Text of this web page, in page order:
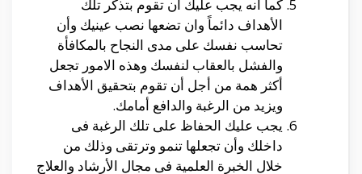
كما أنه يجب عليك أن تقوم بتذكر تلك
الأهداف دائماً وان تضعها نصب عينيك وأن
تحاسب نفسك على مدى النجاح بالمكافأة
والفشل بالعقاب لنفسك وهذه الامور تجعل
أكثر همة من أجل أن تقوم بتحقيق الأهداف
ويزيد من الرغبة والدافع أمامك.
يجب عليك الحفاظ على تلك الرغبة فى
داخلك وأن تجعلها تنمو وترتقى وذلك من
خلال الخبرة العلمية فى مجال الأرشاد والعلاج